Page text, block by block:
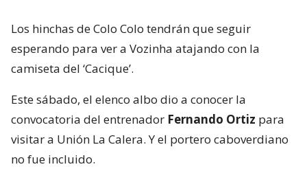
Los hinchas de Colo Colo tendrán que seguir
esperando para ver a Vozinha atajando con la
camiseta del ‘Cacique’.
Este sábado, el elenco albo dio a conocer la
convocatoria del entrenador Fernando Ortiz para
visitar a Unión La Calera. Y el portero caboverdiano
no fue incluido.